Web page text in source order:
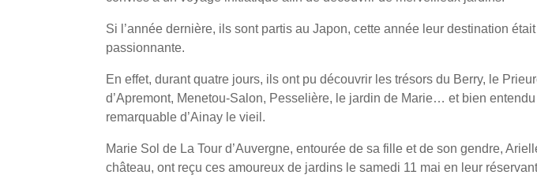
Si l’année dernière, ils sont partis au Japon, cette année leur destination
passionnante.
En effet, durant quatre jours, ils ont pu découvrir les trésors du Berry, le
d’Apremont, Menetou-Salon, Pesselière, le jardin de Marie… et bien
remarquable d’Ainay le vieil.
Marie Sol de La Tour d’Auvergne, entourée de sa fille et de son gendre,
château, ont reçu ces amoureux de jardins le samedi 11 mai en leur